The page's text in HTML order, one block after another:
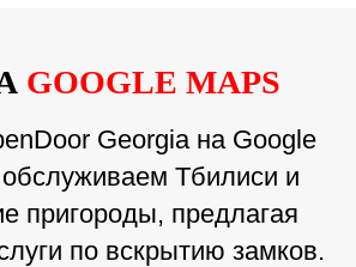
GOOGLE MAPS
Georgia на Google
Тбилиси и
пригороды, предлагая
по вскрытию замков.